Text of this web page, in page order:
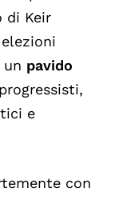
di Keir
un pavido
e
con